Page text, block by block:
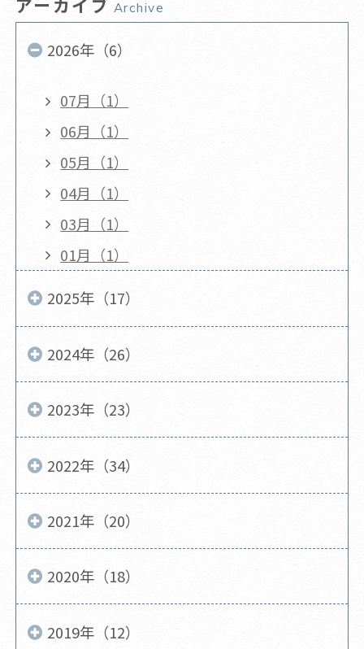
Archive
2026年（6）
07月（1）
06月（1）
05月（1）
04月（1）
03月（1）
01月（1）
2025年（17）
2024年（26）
2023年（23）
2022年（34）
2021年（20）
2020年（18）
2019年（12）